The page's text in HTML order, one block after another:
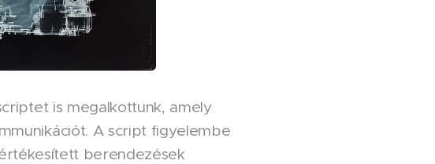
is megalkottunk, amely
A script figyelembe
berendezések